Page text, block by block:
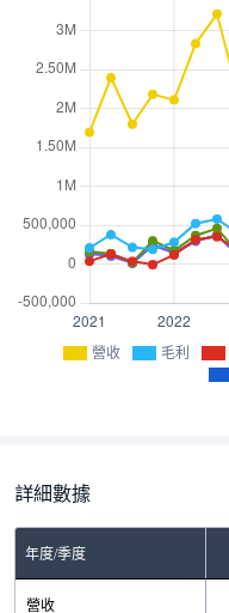
營收 毛利
詳細數據
年度/季度2025-Q3
營收